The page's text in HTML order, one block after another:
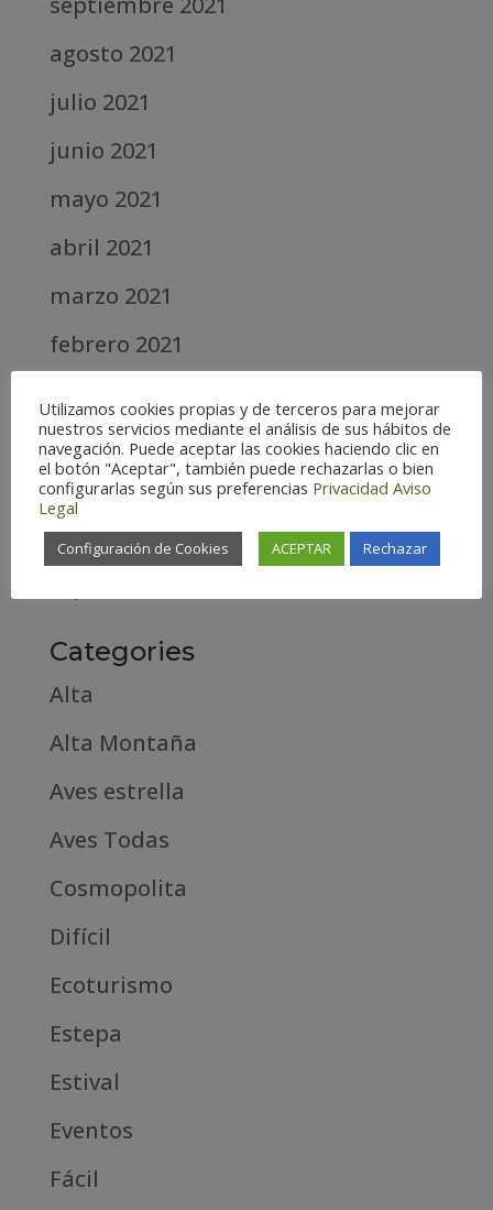
agosto 2021
julio 2021
junio 2021
mayo 2021
abril 2021
marzo 2021
febrero 2021
abril 2020
marzo 2020
febrero 2019
Categories
Alta
Alta Montaña
Aves estrella
Aves Todas
Cosmopolita
Difícil
Ecoturismo
Estepa
Estival
Eventos
Fácil
Utilizamos cookies propias y de terceros para mejorar
nuestros servicios mediante el análisis de sus hábitos de
navegación. Puede aceptar las cookies haciendo clic en
el botón "Aceptar", también puede rechazarlas o bien
configurarlas según sus preferencias Privacidad Aviso
Legal
Configuración de Cookies ACEPTAR Rechazar